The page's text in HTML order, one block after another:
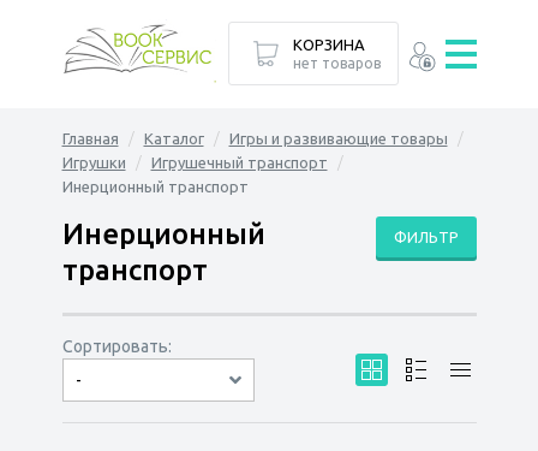
Главная Каталог
Игры и развивающие товары
Игрушки
Игрушечный транспорт
Инерционный транспорт
ФИЛЬТР
Инерционный
транспорт
Сортировать:
-
по дате
по популярности
сначала дешёвые
сначала дорогие
КОРЗИНА
нет товаров